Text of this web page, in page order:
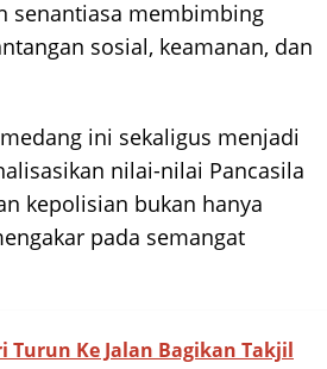
senantiasa membimbing
sosial, keamanan, dan
ini sekaligus menjadi
nilai-nilai Pancasila
kepolisian bukan hanya
pada semangat
Turun Ke Jalan Bagikan Takjil